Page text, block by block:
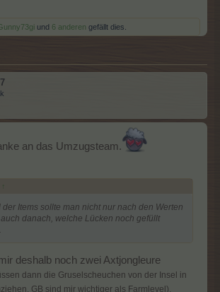
und 6 anderen gefällt dies.
an das Umzugsteam.
↑
Items sollte man nicht nur nach den Werten
danach, welche Lücken noch gefüllt
deshalb noch zwei Axtjongleure
dann die Gruselscheuchen von der Insel in
GB sind mir wichtiger als Farmlevel).